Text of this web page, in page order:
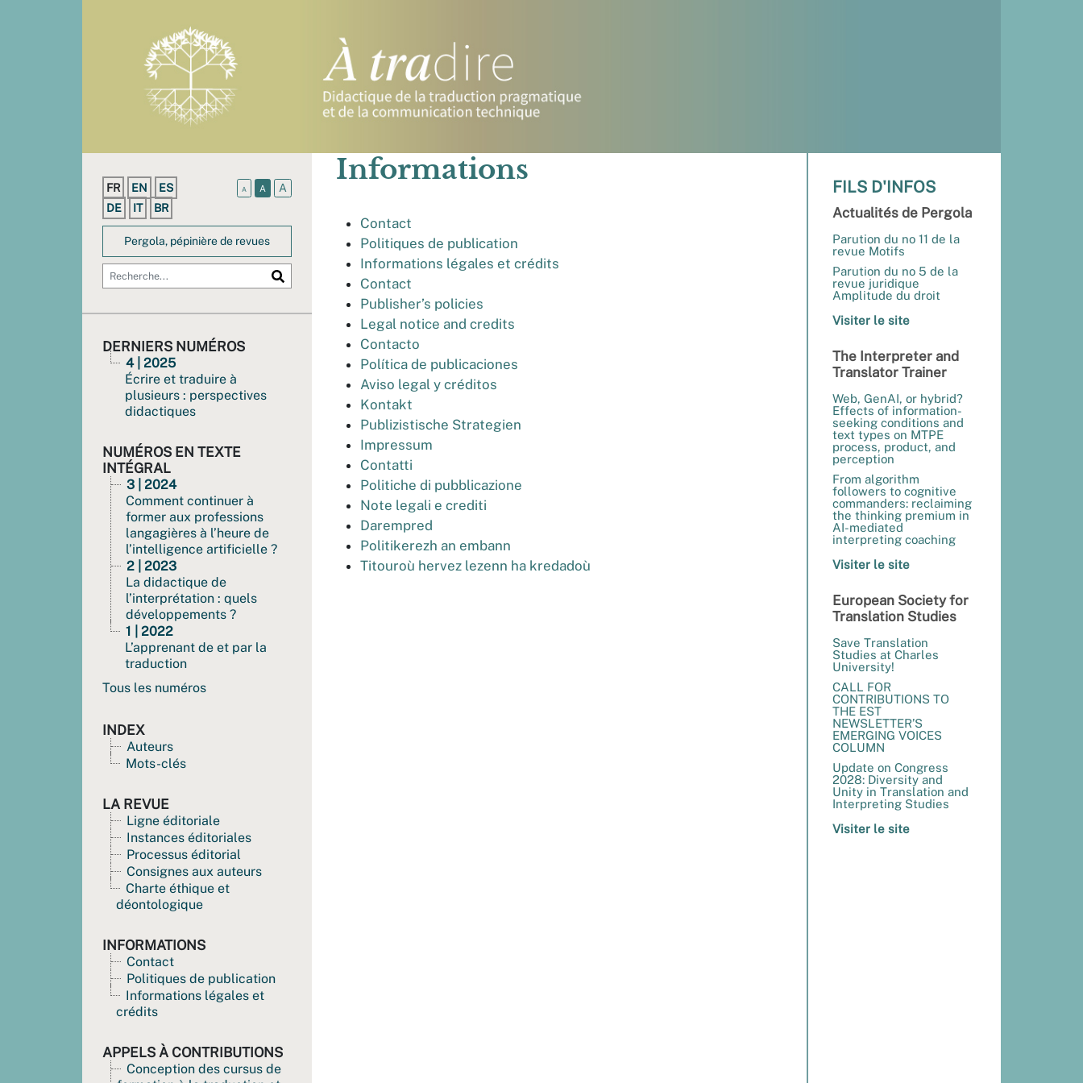
FR EN
ES
DE
IT BR
A A A
Pergola, pépinière de revues
DERNIERS NUMÉROS
4 | 2025
Écrire et traduire à
plusieurs : perspectives
didactiques
NUMÉROS EN TEXTE
INTÉGRAL
3 | 2024
Comment continuer à
former aux professions
langagières à l’heure de
l’intelligence artificielle ?
2 | 2023
La didactique de
l’interprétation : quels
développements ?
1 | 2022
L’apprenant de et par la
traduction
Tous les numéros
INDEX
Auteurs
Mots-clés
LA REVUE
Ligne éditoriale
Instances éditoriales
Processus éditorial
Consignes aux auteurs
Charte éthique et
déontologique
INFORMATIONS
Contact
Politiques de publication
Informations légales et
crédits
APPELS À CONTRIBUTIONS
Conception des cursus de
Informations
Contact
Politiques de publication
Informations légales et crédits
Contact
Publisher’s policies
Legal notice and credits
Contacto
Política de publicaciones
Aviso legal y créditos
Kontakt
Publizistische Strategien
Impressum
Contatti
Politiche di pubblicazione
Note legali e crediti
Darempred
Politikerezh an embann
Titouroù hervez lezenn ha kredadoù
FILS D'INFOS
Actualités de Pergola
Parution du no 11 de la
revue Motifs
Parution du no 5 de la
revue juridique
Amplitude du droit
Visiter le site
The Interpreter and
Translator Trainer
Web, GenAI, or hybrid?
Effects of information-
seeking conditions and
text types on MTPE
process, product, and
perception
From algorithm
followers to cognitive
commanders: reclaiming
the thinking premium in
AI-mediated
interpreting coaching
Visiter le site
European Society for
Translation Studies
Save Translation
Studies at Charles
University!
CALL FOR
CONTRIBUTIONS TO
THE EST
NEWSLETTER’S
EMERGING VOICES
COLUMN
Update on Congress
2028: Diversity and
Unity in Translation and
Interpreting Studies
Visiter le site